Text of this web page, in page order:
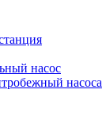
насос
насоса